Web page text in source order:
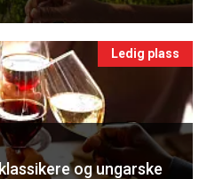
Ledig plass
og ungarske